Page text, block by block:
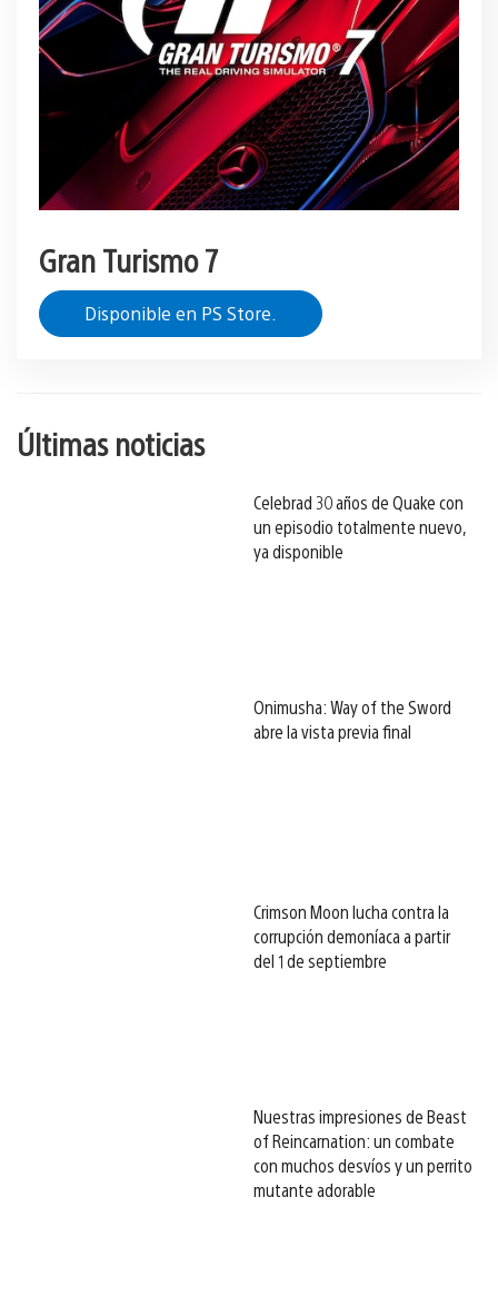
Gran Turismo 7
Disponible en PS Store.
Últimas noticias
Celebrad 30 años de Quake con
un episodio totalmente nuevo,
ya disponible
Onimusha: Way of the Sword
abre la vista previa final
Crimson Moon lucha contra la
corrupción demoníaca a partir
del 1 de septiembre
Nuestras impresiones de Beast
of Reincarnation: un combate
con muchos desvíos y un perrito
mutante adorable